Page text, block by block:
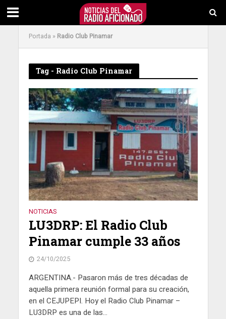
Portada » Radio Club Pinamar
Tag - Radio Club Pinamar
NOTICIAS
LU3DRP: El Radio Club
Pinamar cumple 33 años
24/10/2025
ARGENTINA.- Pasaron más de tres décadas de
aquella primera reunión formal para su creación,
en el CEJUPEPI. Hoy el Radio Club Pinamar –
LU3DRP es una de las...